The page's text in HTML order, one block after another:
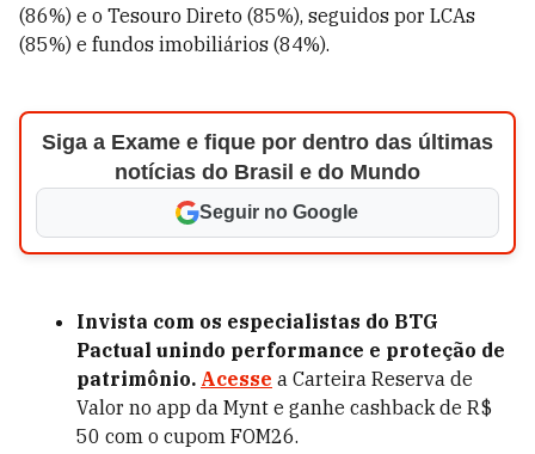
(86%) e o Tesouro Direto (85%), seguidos por LCAs
(85%) e fundos imobiliários (84%).
Siga a Exame e fique por dentro das últimas
notícias do Brasil e do Mundo
Seguir no Google
Invista com os especialistas do BTG
Pactual unindo performance e proteção de
patrimônio. Acesse a Carteira Reserva de
Valor no app da Mynt e ganhe cashback de R$
50 com o cupom FOM26.